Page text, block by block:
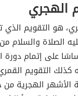
الهجري
هو التقويم
الصلاة والسلام
على إتمام دورة
كذلك التقويم
الأشهر الهجرية